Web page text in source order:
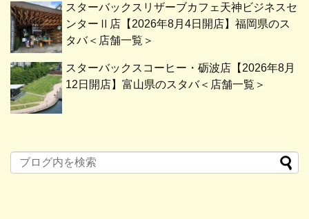
スターバックスリザーブカフェ天神ビジネスセ
ンターⅡ店【2026年8月4日開店】福岡県のス
タバ＜店舗一覧＞
スターバックスコーヒー・砺波店【2026年8月
12日開店】富山県のスタバ＜店舗一覧＞